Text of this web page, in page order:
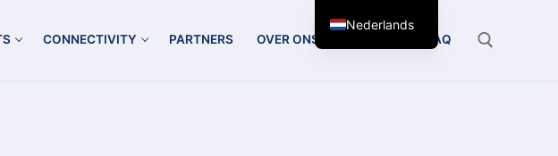
CONNECTIVITY PARTNERS OVER ONS FAQ
Nederlands